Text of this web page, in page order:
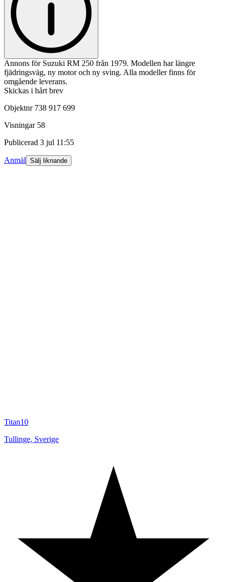
Annons för Suzuki RM 250 från 1979. Modellen har längre
fjädringsväg, ny motor och ny sving. Alla modeller finns för
omgående leverans.
Skickas i hårt brev
Objektnr 738 917 699
Visningar 58
Publicerad 3 jul 11:55
Anmäl Sälj liknande
Titan10
Tullinge, Sverige